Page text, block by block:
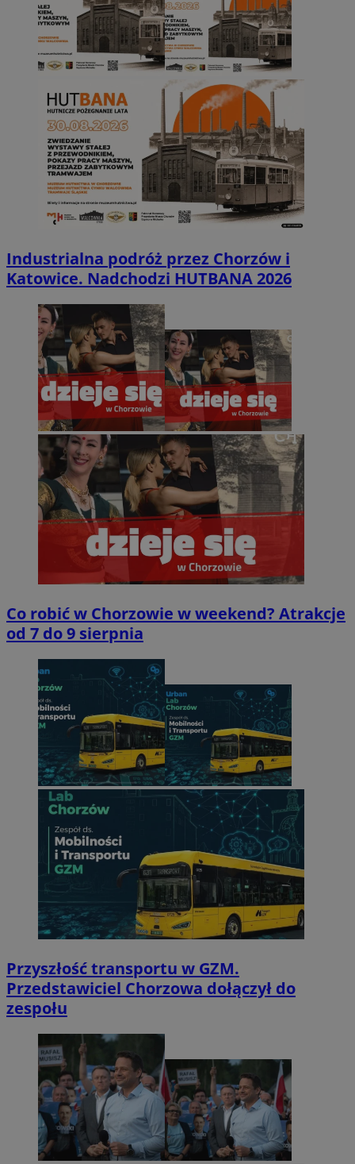
Industrialna podróż przez Chorzów i
Katowice. Nadchodzi HUTBANA 2026
Co robić w Chorzowie w weekend? Atrakcje
od 7 do 9 sierpnia
Przyszłość transportu w GZM.
Przedstawiciel Chorzowa dołączył do
zespołu